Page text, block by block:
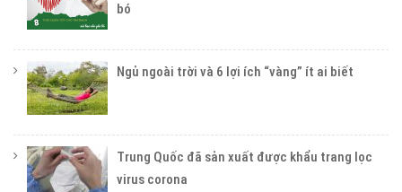
bó
Ngủ ngoài trời và 6 lợi ích “vàng” ít ai biết
Trung Quốc đã sản xuất được khẩu trang lọc
virus corona